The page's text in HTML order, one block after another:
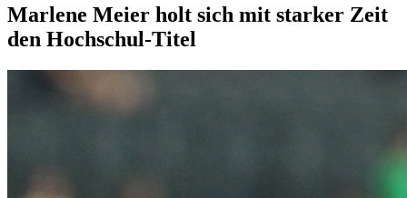
Marlene Meier holt sich mit starker Zeit
den Hochschul-Titel